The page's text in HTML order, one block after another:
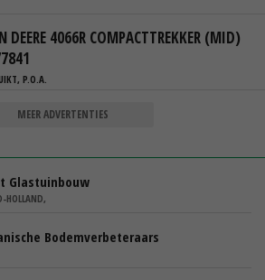
DEERE 4066R COMPACTTREKKER (MID)
P.O.A.
MEER ADVERTENTIES
Glastuinbouw
HOLLAND,
Bodemverbeteraars